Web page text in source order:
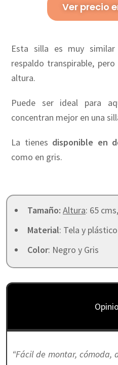
Ver precio
Esta silla es muy
respaldo transpirable,
altura.
Puede ser ideal para
concentran mejor en una
La tienes disponible en
como en gris.
Tamaño: Altura: 65 cms,
Material: Tela y plástico
Color: Negro y Gris
“Fácil de montar, cómoda,